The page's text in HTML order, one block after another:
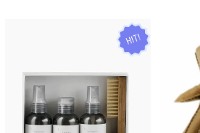
HIT